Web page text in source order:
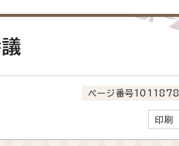
ページ番号1011878
印刷